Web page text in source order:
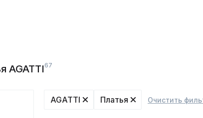
AGATTI67
AGATTI Платья Очистить